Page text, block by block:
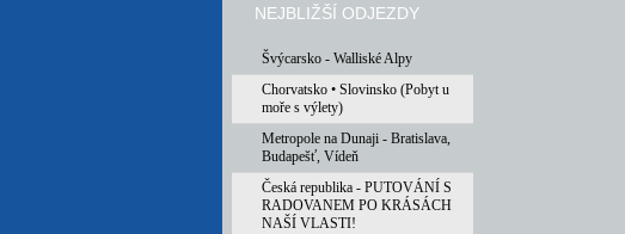
NEJBLIŽŠÍ ODJEZDY
Švýcarsko - Walliské Alpy
Chorvatsko • Slovinsko (Pobyt u
moře s výlety)
Metropole na Dunaji - Bratislava,
Budapešť, Vídeň
Česká republika - PUTOVÁNÍ S
RADOVANEM PO KRÁSÁCH
NAŠÍ VLASTI!